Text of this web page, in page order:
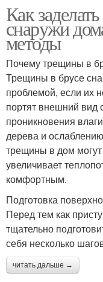
Как
снаружи
методы
Почему трещины в
Трещины в брусе
проблемой, если их
портят внешний вид
проникновения
дерева и
трещины в дом могут
увеличивает
комфортным.
Подготовка
Перед тем как
тщательно
себя несколько
читать дальше →